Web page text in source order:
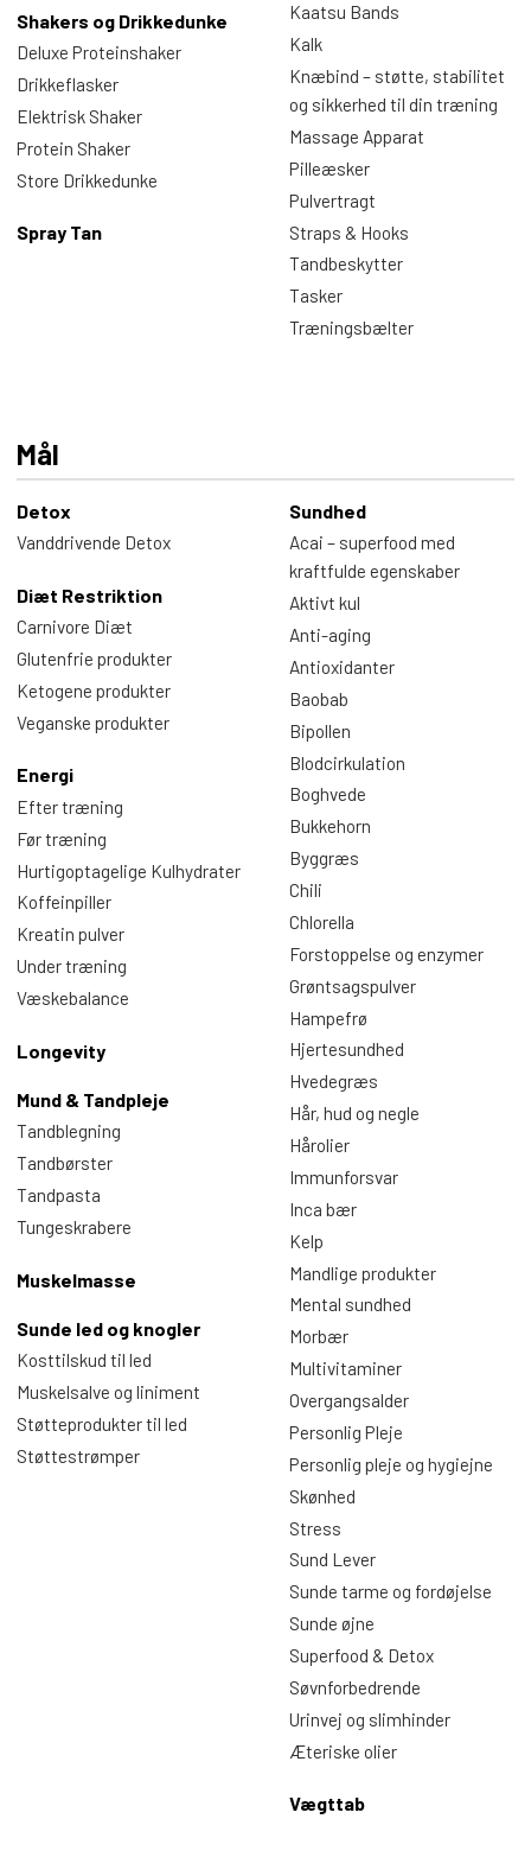
Shakers og Drikkedunke
Deluxe Proteinshaker
Drikkeflasker
Elektrisk Shaker
Protein Shaker
Store Drikkedunke
Spray Tan
Kaatsu Bands
Kalk
Knæbind – støtte, stabilitet
og sikkerhed til din træning
Massage Apparat
Pilleæsker
Pulvertragt
Straps & Hooks
Tandbeskytter
Tasker
Træningsbælter
Mål
Detox
Vanddrivende Detox
Diæt Restriktion
Carnivore Diæt
Glutenfrie produkter
Ketogene produkter
Veganske produkter
Energi
Efter træning
Før træning
Hurtigoptagelige Kulhydrater
Koffeinpiller
Kreatin pulver
Under træning
Væskebalance
Longevity
Mund & Tandpleje
Tandblegning
Tandbørster
Tandpasta
Tungeskrabere
Muskelmasse
Sunde led og knogler
Kosttilskud til led
Muskelsalve og liniment
Støtteprodukter til led
Støttestrømper
Sundhed
Acai – superfood med
kraftfulde egenskaber
Aktivt kul
Anti-aging
Antioxidanter
Baobab
Bipollen
Blodcirkulation
Boghvede
Bukkehorn
Byggræs
Chili
Chlorella
Forstoppelse og enzymer
Grøntsagspulver
Hampefrø
Hjertesundhed
Hvedegræs
Hår, hud og negle
Hårolier
Immunforsvar
Inca bær
Kelp
Mandlige produkter
Mental sundhed
Morbær
Multivitaminer
Overgangsalder
Personlig Pleje
Personlig pleje og hygiejne
Skønhed
Stress
Sund Lever
Sunde tarme og fordøjelse
Sunde øjne
Superfood & Detox
Søvnforbedrende
Urinvej og slimhinder
Æteriske olier
Vægttab